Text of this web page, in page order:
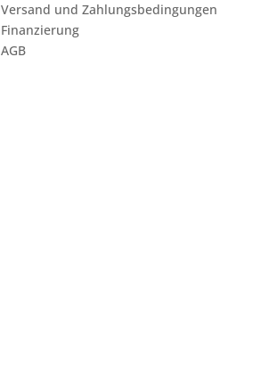
Versand und Zahlungsbedingungen
Finanzierung
AGB